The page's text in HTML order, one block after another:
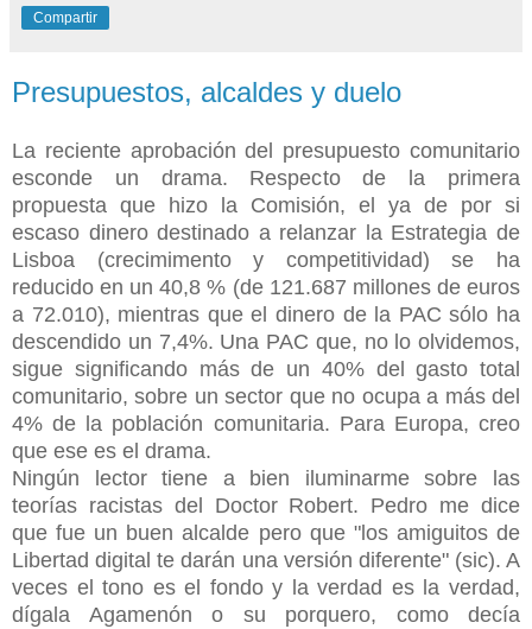
Compartir
Presupuestos, alcaldes y duelo
La reciente aprobación del presupuesto comunitario
esconde un drama. Respecto de la primera
propuesta que hizo la Comisión, el ya de por si
escaso dinero destinado a relanzar la Estrategia de
Lisboa (crecimimento y competitividad) se ha
reducido en un 40,8 % (de 121.687 millones de euros
a 72.010), mientras que el dinero de la PAC sólo ha
descendido un 7,4%. Una PAC que, no lo olvidemos,
sigue significando más de un 40% del gasto total
comunitario, sobre un sector que no ocupa a más del
4% de la población comunitaria. Para Europa, creo
que ese es el drama.
Ningún lector tiene a bien iluminarme sobre las
teorías racistas del Doctor Robert. Pedro me dice
que fue un buen alcalde pero que "los amiguitos de
Libertad digital te darán una versión diferente" (sic). A
veces el tono es el fondo y la verdad es la verdad,
dígala Agamenón o su porquero, como decía